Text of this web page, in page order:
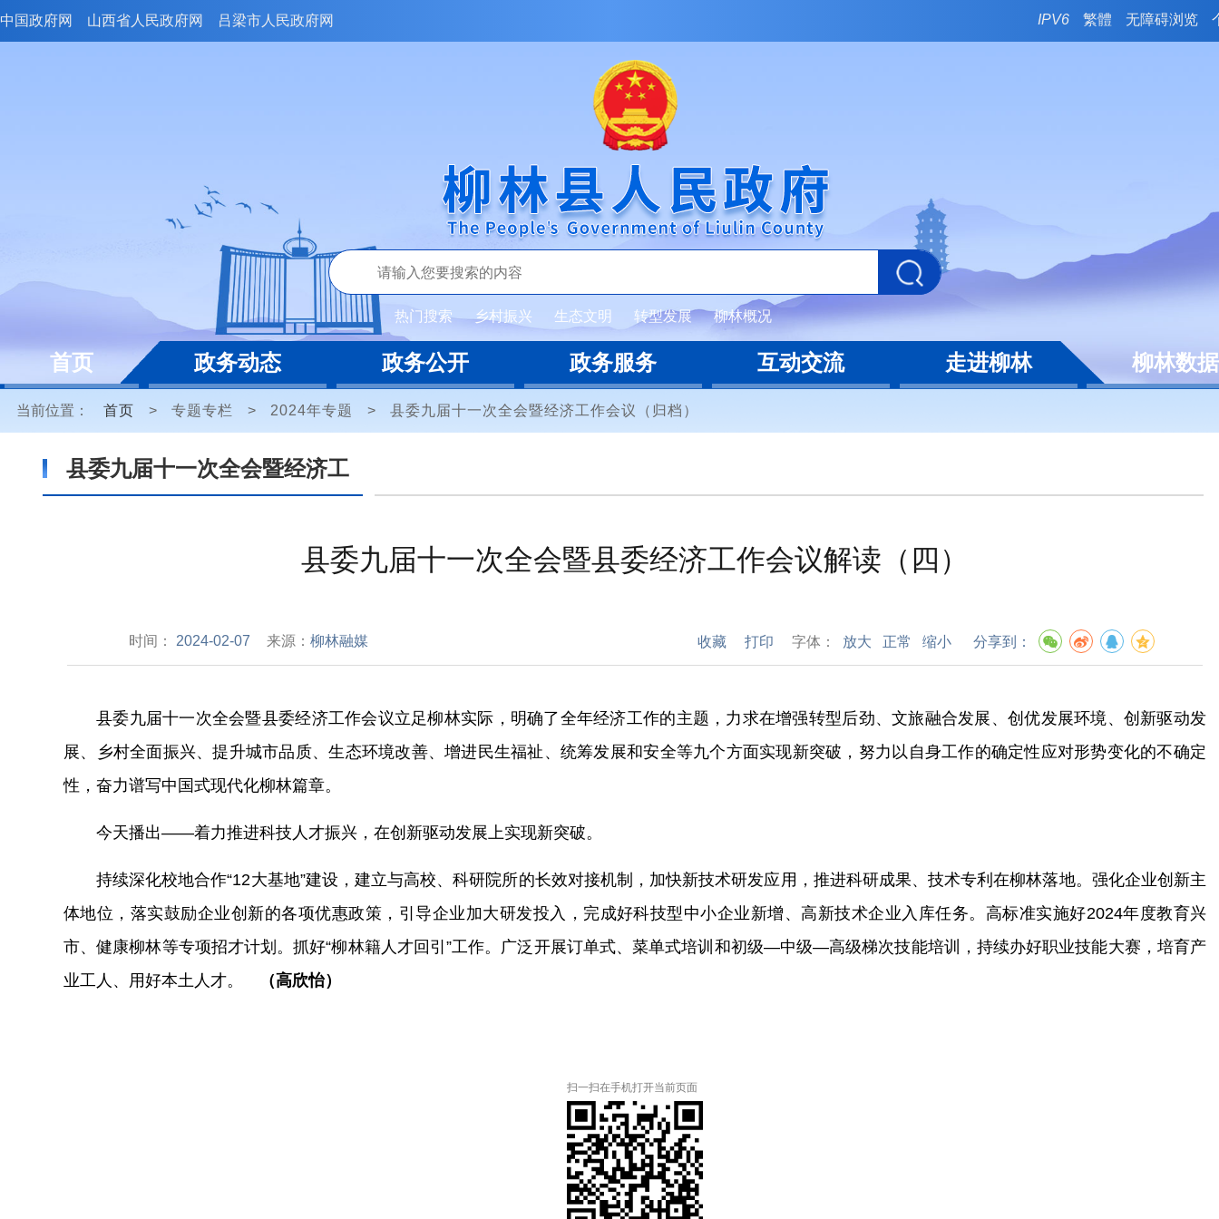
中国政府网 山西省人民政府网 吕梁市人民政府网 IPV6 繁體 无障碍浏览
热门搜索 乡村振兴 生态文明 转型发展 柳林概况
首页 政务动态 政务公开 政务服务 互动交流 走进柳林 柳林数据
当前位置： 首页 > 专题专栏 > 2024年专题 > 县委九届十一次全会暨经济工作会议（归档）
县委九届十一次全会暨经济工
县委九届十一次全会暨县委经济工作会议解读（四）
时间： 2024-02-07 来源：​柳林融媒 收藏 打印 字体： 放大 正常 缩小 分享到：
县委九届十一次全会暨县委经济工作会议立足柳林实际，明确了全年经济工作的主题，力求在增强转型后劲、文旅融合发展、创优发展环境、创新驱动发
展、乡村全面振兴、提升城市品质、生态环境改善、增进民生福祉、统筹发展和安全等九个方面实现新突破，努力以自身工作的确定性应对形势变化的不确定
性，奋力谱写中国式现代化柳林篇章。
今天播出——着力推进科技人才振兴，在创新驱动发展上实现新突破。
持续深化校地合作“12大基地”建设，建立与高校、科研院所的长效对接机制，加快新技术研发应用，推进科研成果、技术专利在柳林落地。强化企业创新主
体地位，落实鼓励企业创新的各项优惠政策，引导企业加大研发投入，完成好科技型中小企业新增、高新技术企业入库任务。高标准实施好2024年度教育兴
市、健康柳林等专项招才计划。抓好“柳林籍人才回引”工作。广泛开展订单式、菜单式培训和初级—中级—高级梯次技能培训，持续办好职业技能大赛，培育产
业工人、用好本土人才。
（高欣怡）
扫一扫在手机打开当前页面